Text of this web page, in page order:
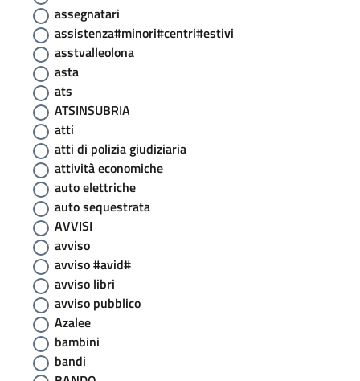
assegnatari
assistenza#minori#centri#estivi
asstvalleolona
asta
ats
ATSINSUBRIA
atti
atti di polizia giudiziaria
attività economiche
auto elettriche
auto sequestrata
AVVISI
avviso
avviso #avid#
avviso libri
avviso pubblico
Azalee
bambini
bandi